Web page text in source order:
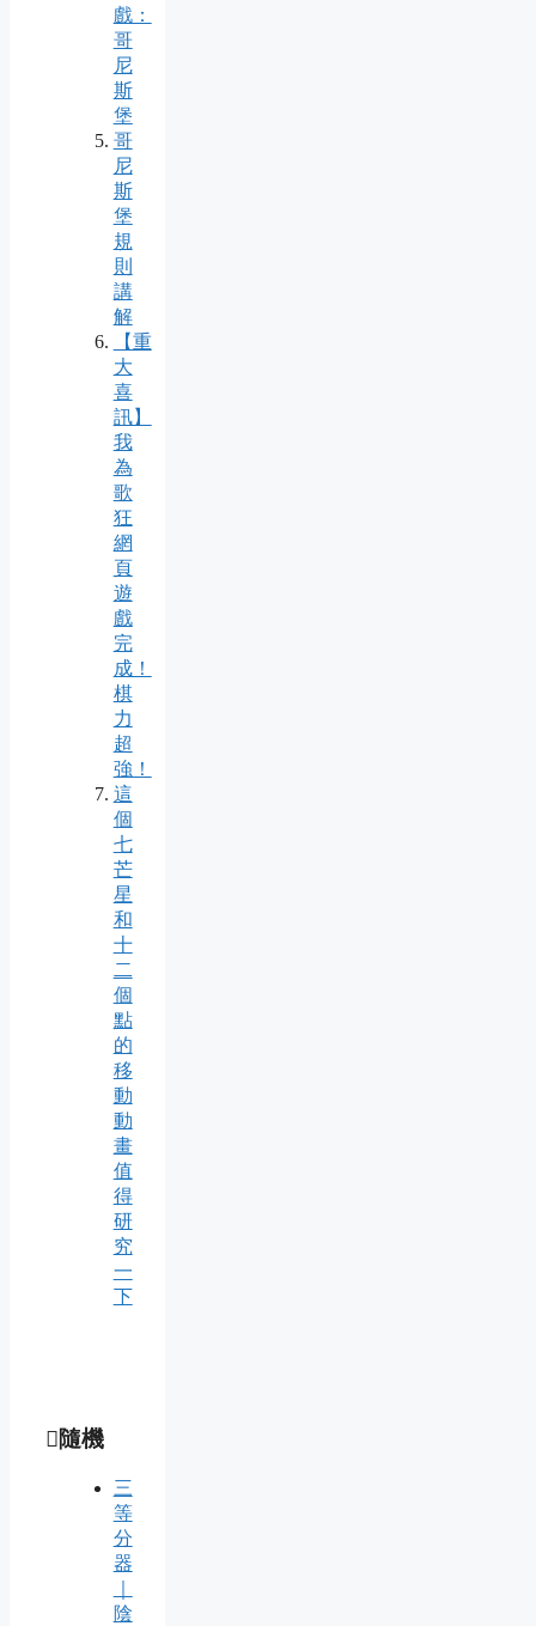
戲：
哥
尼
斯
堡
哥
尼
斯
堡
規
則
講
解
【重
大
喜
訊】
我
為
歌
狂
網
頁
遊
戲
完
成！
棋
力
超
強！
這
個
七
芒
星
和
十
二
個
點
的
移
動
動
畫
值
得
研
究
一
下
隨機
三
等
分
器
陰